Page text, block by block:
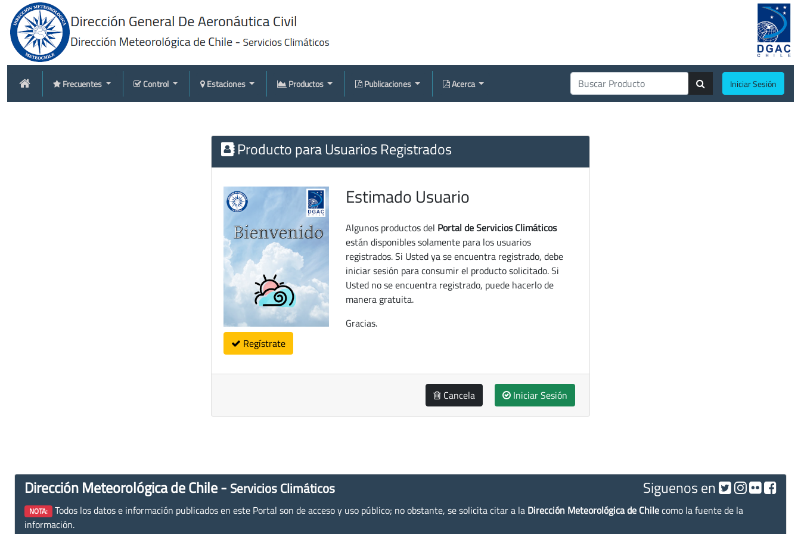
Frecuentes Control Estaciones Productos Publicaciones Acerca Iniciar Sesión
Producto para Usuarios Registrados
Regístrate
Estimado Usuario
Algunos productos del Portal de Servicios Climáticos
están disponibles solamente para los usuarios
registrados. Si Usted ya se encuentra registrado, debe
iniciar sesión para consumir el producto solicitado. Si
Usted no se encuentra registrado, puede hacerlo de
manera gratuita.
Gracias.
Cancela Iniciar Sesión
Dirección Meteorológica de Chile - Servicios Climáticos Siguenos en
NOTA: Todos los datos e información publicados en este Portal son de acceso y uso público; no obstante, se solicita citar a la Dirección Meteorológica de Chilecomo la fuente de la
información.